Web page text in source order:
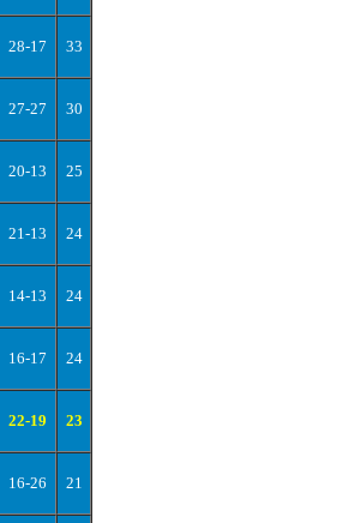
28-17 33
27-27 30
20-13 25
21-13 24
14-13 24
16-17 24
22-19 23
16-26 21